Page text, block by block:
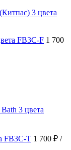
FB3C-F 1 700
FB3C-T 1 700 ₽ /